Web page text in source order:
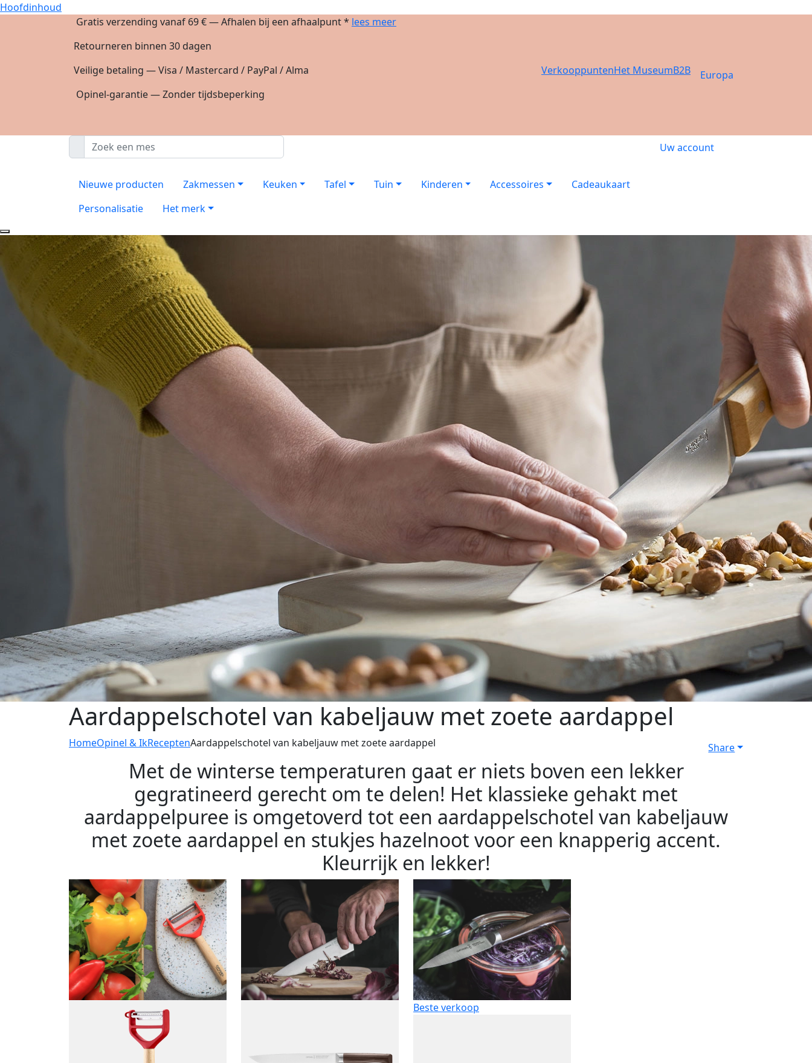
Hoofdinhoud
Gratis verzending vanaf 69 € — Afhalen bij een afhaalpunt * lees meer
Retourneren binnen 30 dagen
Veilige betaling — Visa / Mastercard / PayPal / Alma
Opinel-garantie — Zonder tijdsbeperking
VerkooppuntenHet MuseumB2B Europa
Uw account
Nieuwe producten Zakmessen Keuken Tafel Tuin Kinderen Accessoires
Cadeaukaart
Personalisatie
Het merk
Aardappelschotel van kabeljauw met zoete aardappel
HomeOpinel & IkReceptenAardappelschotel van kabeljauw met zoete aardappel Share
Met de winterse temperaturen gaat er niets boven een lekker
gegratineerd gerecht om te delen! Het klassieke gehakt met
aardappelpuree is omgetoverd tot een aardappelschotel van kabeljauw
met zoete aardappel en stukjes hazelnoot voor een knapperig accent.
Kleurrijk en lekker!
Beste verkoop